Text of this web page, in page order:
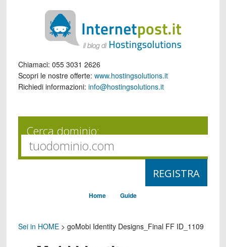
Chiamaci: 055 3031 2626
Scopri le nostre offerte: www.hostingsolutions.it
Richiedi informazioni: info@hostingsolutions.it
Cerca dominio:
Home Guide
Sei in HOME> goMobi Identity Designs_Final FF ID_1109